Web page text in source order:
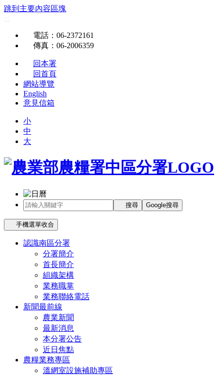
跳到主要內容區塊
電話 ：06-2372161
傳真 ：06-2006359
回本署
回首頁
網站導覽
English
意見信箱
小
中
大
搜尋 Google搜尋
手機選單收合
認識南區分署
分署簡介
首長簡介
組織架構
業務職掌
業務聯絡電話
新聞最前線
農業新聞
最新消息
本分署公告
近日焦點
農糧業務專區
溫網室設施補助專區